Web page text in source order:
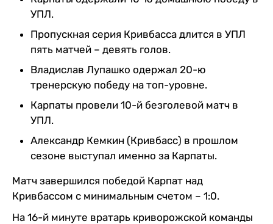
УПЛ.
Пропускная серия Кривбасса длится в УПЛ
пять матчей – девять голов.
Владислав Лупашко одержал 20-ю
тренерскую победу на топ-уровне.
Карпаты провели 10-й безголевой матч в
УПЛ.
Александр Кемкин (Кривбасс) в прошлом
сезоне выступал именно за Карпаты.
Матч завершился победой Карпат над
Кривбассом с минимальным счетом – 1:0.
На 16-й минуте вратарь криворожской команды